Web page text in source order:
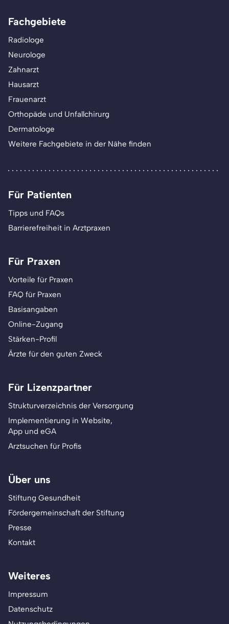
Fachgebiete
Radiologe
Neurologe
Zahnarzt
Hausarzt
Frauenarzt
Orthopäde und Unfallchirurg
Dermatologe
Weitere Fachgebiete in der Nähe finden
Für Patienten
Tipps und FAQs
Barrierefreiheit in Arztpraxen
Für Praxen
Vorteile für Praxen
FAQ für Praxen
Basisangaben
Online-Zugang
Stärken-Profil
Ärzte für den guten Zweck
Für Lizenzpartner
Strukturverzeichnis der Versorgung
Implementierung in Website,
App und eGA
Arztsuchen für Profis
Über uns
Stiftung Gesundheit
Fördergemeinschaft der Stiftung
Presse
Kontakt
Weiteres
Impressum
Datenschutz